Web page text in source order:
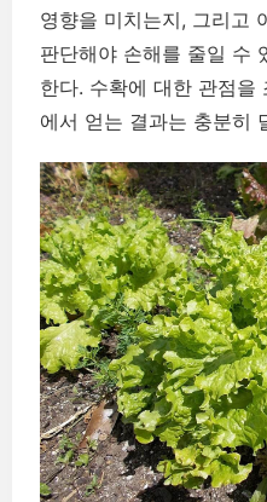
영향을 미치는지, 그리고
판단해야 손해를 줄일 수
한다. 수확에 대한 관점을
에서 얻는 결과는 충분히